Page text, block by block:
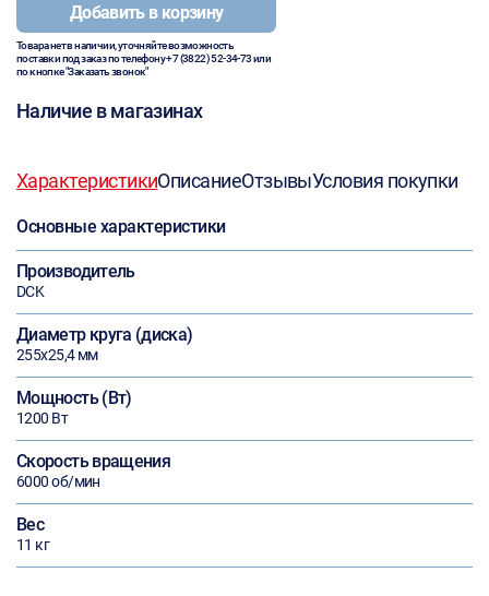
Добавить в корзину
Товара нет в наличии, уточняйте возможность
поставки под заказ по телефону+7 (3822) 52-34-73или
по кнопке "Заказать звонок"
Наличие в магазинах
ХарактеристикиОписаниеОтзывыУсловия покупки
Основные характеристики
Производитель
DCK
Диаметр круга (диска)
255х25,4 мм
Мощность (Вт)
1200 Вт
Скорость вращения
6000 об/мин
Вес
11 кг